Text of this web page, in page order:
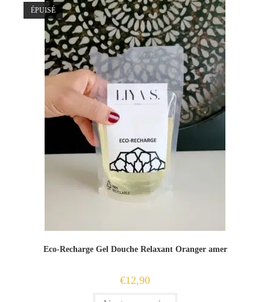
ÉPUISÉ
Eco-Recharge Gel Douche Relaxant Oranger amer
€12,90